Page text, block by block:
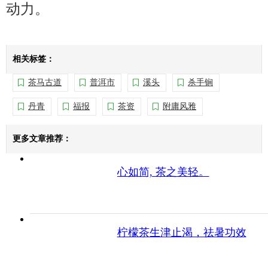
动力。
相关标签：
茶马古道 普洱市 溪头 杀手锏
丹青 福报 茶资 附庸风雅
更多文章推荐：
心如简, 茶之美轻。
柠檬茶生津止渴，祛暑功效